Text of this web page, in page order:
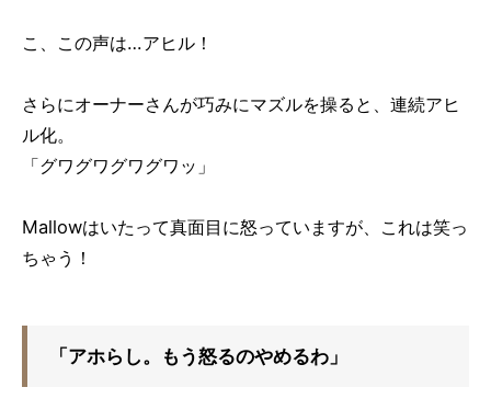
こ、この声は…アヒル！
さらにオーナーさんが巧みにマズルを操ると、連続アヒ
ル化。
「グワグワグワグワッ」
Mallowはいたって真面目に怒っていますが、これは笑っ
ちゃう！
「アホらし。もう怒るのやめるわ」